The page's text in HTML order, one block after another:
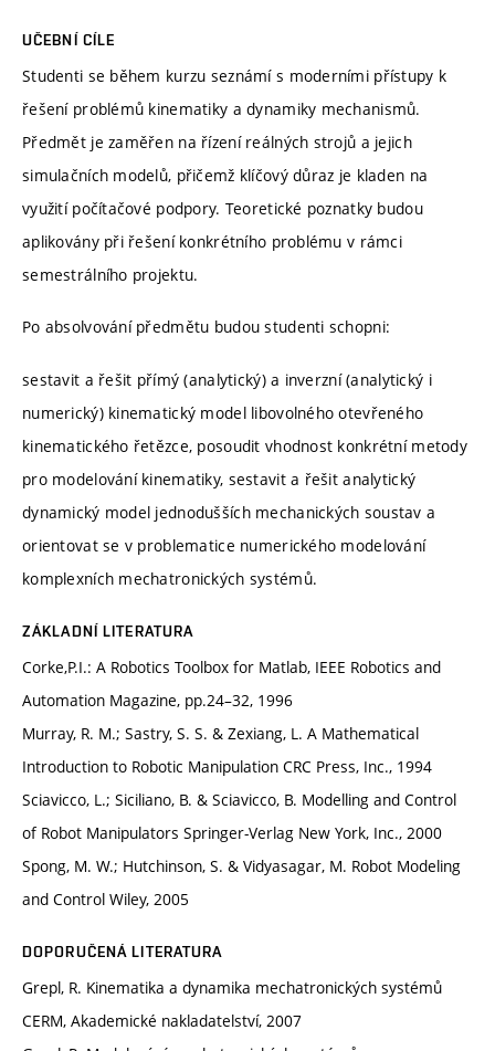
UČEBNÍ CÍLE
Studenti se během kurzu seznámí s moderními přístupy k
řešení problémů kinematiky a dynamiky mechanismů.
Předmět je zaměřen na řízení reálných strojů a jejich
simulačních modelů, přičemž klíčový důraz je kladen na
využití počítačové podpory. Teoretické poznatky budou
aplikovány při řešení konkrétního problému v rámci
semestrálního projektu.
Po absolvování předmětu budou studenti schopni:
sestavit a řešit přímý (analytický) a inverzní (analytický i
numerický) kinematický model libovolného otevřeného
kinematického řetězce, posoudit vhodnost konkrétní metody
pro modelování kinematiky, sestavit a řešit analytický
dynamický model jednodušších mechanických soustav a
orientovat se v problematice numerického modelování
komplexních mechatronických systémů.
ZÁKLADNÍ LITERATURA
Corke,P.I.: A Robotics Toolbox for Matlab, IEEE Robotics and
Automation Magazine, pp.24–32, 1996
Murray, R. M.; Sastry, S. S. & Zexiang, L. A Mathematical
Introduction to Robotic Manipulation CRC Press, Inc., 1994
Sciavicco, L.; Siciliano, B. & Sciavicco, B. Modelling and Control
of Robot Manipulators Springer-Verlag New York, Inc., 2000
Spong, M. W.; Hutchinson, S. & Vidyasagar, M. Robot Modeling
and Control Wiley, 2005
DOPORUČENÁ LITERATURA
Grepl, R. Kinematika a dynamika mechatronických systémů
CERM, Akademické nakladatelství, 2007